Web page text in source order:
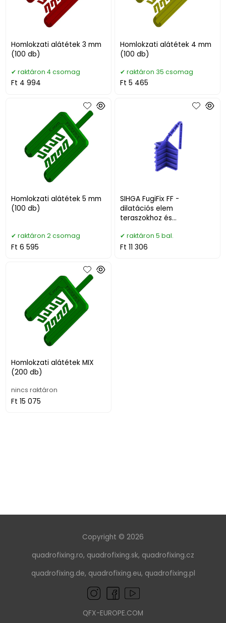
Homlokzati alátétek 3 mm
(100 db)
raktáron 4 csomag
Ft 4 994
Homlokzati alátétek 4 mm
(100 db)
raktáron 35 csomag
Ft 5 465
Homlokzati alátétek 5 mm
(100 db)
raktáron 2 csomag
Ft 6 595
SIHGA FugiFix FF -
dilatációs elem
teraszokhoz és
raktáron 5 bal.
Ft 11 306
Homlokzati alátétek MIX
(200 db)
nincs raktáron
Ft 15 075
Copyright © 2026
quadrofixing.ro, quadrofixing.sk, quadrofixing.cz
quadrofixing.de, quadrofixing.eu, quadrofixing.pl
QFX-EUROPE.COM